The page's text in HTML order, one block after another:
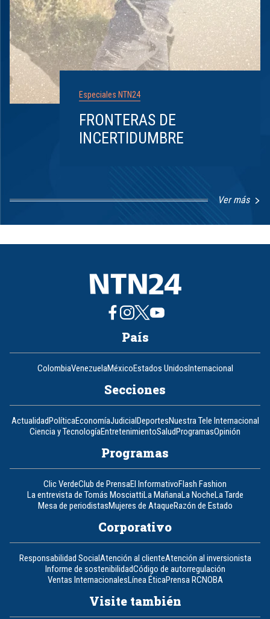
Especiales NTN24
FRONTERAS DE
INCERTIDUMBRE
Ver más
1
8
País
ColombiaVenezuelaMéxicoEstados UnidosInternacional
Secciones
ActualidadPolíticaEconomíaJudicialDeportesNuestra Tele Internacional
Ciencia y TecnologíaEntretenimientoSaludProgramasOpinión
Programas
Clic VerdeClub de PrensaEl InformativoFlash Fashion
La entrevista de Tomás MosciattiLa MañanaLa NocheLa Tarde
Mesa de periodistasMujeres de AtaqueRazón de Estado
Corporativo
Responsabilidad SocialAtención al clienteAtención al inversionista
Informe de sostenibilidadCódigo de autorregulación
Ventas InternacionalesLínea ÉticaPrensa RCNOBA
Visite también